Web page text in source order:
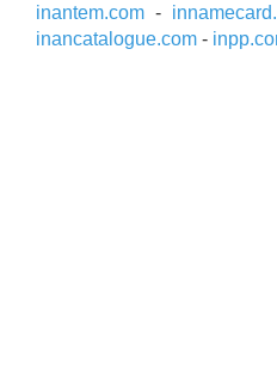
inantem.com -
inancatalogue.com -